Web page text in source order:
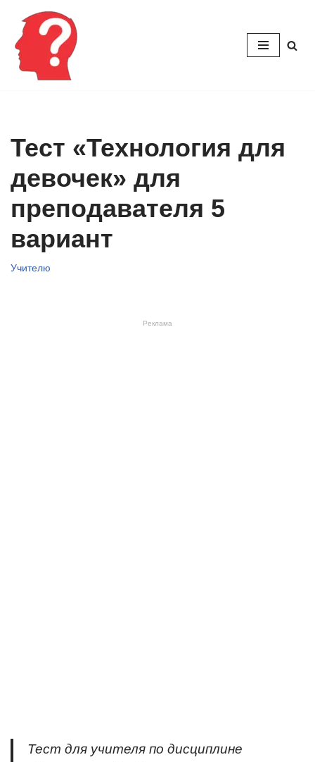
Перейти
содержимому
Тест «Технология для
девочек» для
преподавателя 5
вариант
Учителю
Реклама
Тест для учителя по дисциплине